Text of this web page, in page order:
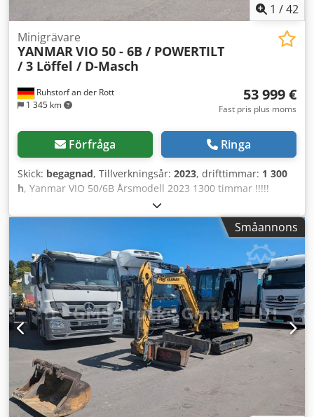
1 /42
Ruhstorf an der Rott
1 345 km
Minigrävare
YANMARVIO 50 - 6B / POWERTILT
/ 3 Löffel / D-Masch
53 999 €
Fast pris plus moms
Förfråga Ringa
Skick: begagnad, Tillverkningsår: 2023, drifttimmar: 1 300
h, Yanmar VIO 50/6B Årsmodell 2023 1300 timmar !!!!!
POWERTILT !!!!! Fullhydrauliskt snabbt fäste på Powertilt 3
skopor Tysk maskin från första ägaren Komplett
rördragning/utrustning för hammare/grip/skär Dksdpfx
Aey U Tb Rjl Njr Band/drivning ca 60-70% Snabbgång
Arbetsvikt ca 4 900 kg Omedelbart klar för användning
Leverans möjlig Finansiering möjlig Besök gärna vår
hemsida: ----
tyska/engelska/serbiska/kroatiska/bosniska/bulgarska.....
Goran tyska/engelska/p?????/?????..... Roman Vi hjälper
gärna till med finansiering eller leasing Försäljning inom
EU: netto vid uppvisande av företagsdokument och
momsnummer Momsdeposition 2 000 € Vår service för dig:
- Tullskyltar - Exporthandlingar och EUR1 - Transport över
hela världen - Övernattningsmöjligheter - Transfer från
Münchens flygplats eller Passaus tågstation
Småannons